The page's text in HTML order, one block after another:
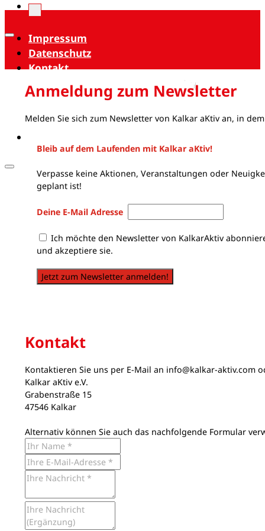
Impressum
Datenschutz
Kontakt
Anmeldung zum Newsletter
Melden Sie sich zum Newsletter von Kalkar aKtiv an, in
Bleib auf dem Laufenden mit Kalkar aKtiv!
Verpasse keine Aktionen, Veranstaltungen oder
geplant ist!
Deine E-Mail Adresse
Ich möchte den Newsletter von KalkarAktiv
und akzeptiere sie.
Jetzt zum Newsletter anmelden!
Kontakt
Kontaktieren Sie uns per E-Mail an info@kalkar-aktiv.com
Kalkar aKtiv e.V.
Grabenstraße 15
47546 Kalkar
Alternativ können Sie auch das nachfolgende Formular